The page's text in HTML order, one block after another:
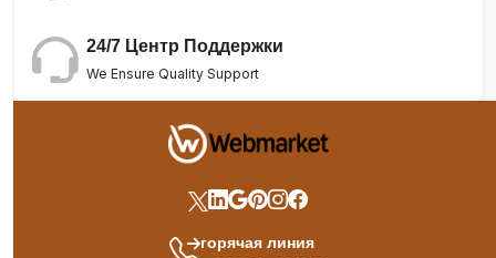
24/7 Центр Поддержки
We Ensure Quality Support
горячая линия